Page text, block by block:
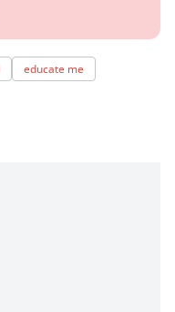
educate me